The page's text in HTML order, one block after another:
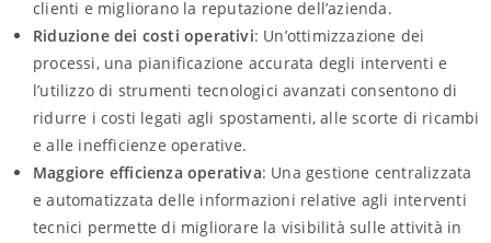
clienti e migliorano la reputazione dell’azienda.
Riduzione dei costi operativi: Un’ottimizzazione dei
processi, una pianificazione accurata degli interventi e
l’utilizzo di strumenti tecnologici avanzati consentono di
ridurre i costi legati agli spostamenti, alle scorte di ricambi
e alle inefficienze operative.
Maggiore efficienza operativa: Una gestione centralizzata
e automatizzata delle informazioni relative agli interventi
tecnici permette di migliorare la visibilità sulle attività in